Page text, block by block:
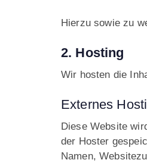
Hierzu sowie zu
2. Hosting
Wir hosten die
Externes
Diese Website
der Hoster
Namen,